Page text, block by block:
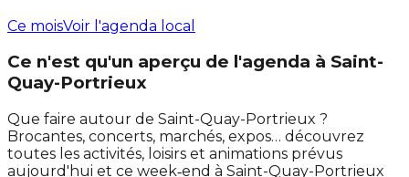
Ce moisVoir l'agenda local
Ce n'est qu'un aperçu de l'agenda à Saint-
Quay-Portrieux
Que faire autour de Saint-Quay-Portrieux ?
Brocantes, concerts, marchés, expos… découvrez
toutes les activités, loisirs et animations prévus
aujourd'hui et ce week‑end à Saint-Quay-Portrieux